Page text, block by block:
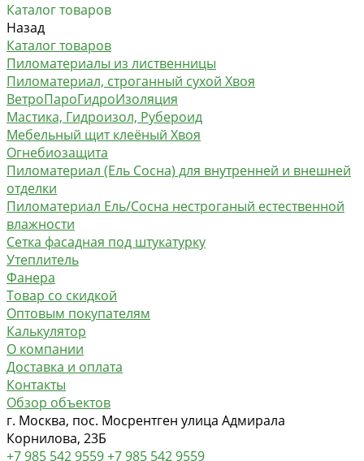
Каталог товаров
Назад
Каталог товаров
Пиломатериалы из лиственницы
Пиломатериал, строганный сухой Хвоя
ВетроПароГидроИзоляция
Мастика, Гидроизол, Рубероид
Мебельный щит клеёный Хвоя
Огнебиозащита
Пиломатериал (Ель Сосна) для внутренней и внешней
отделки
Пиломатериал Ель/Сосна нестроганый естественной
влажности
Сетка фасадная под штукатурку
Утеплитель
Фанера
Товар со скидкой
Оптовым покупателям
Калькулятор
О компании
Доставка и оплата
Контакты
Обзор объектов
г. Москва, пос. Мосрентген улица Адмирала
Корнилова, 23Б
+7 985 542 9559+7 985 542 9559